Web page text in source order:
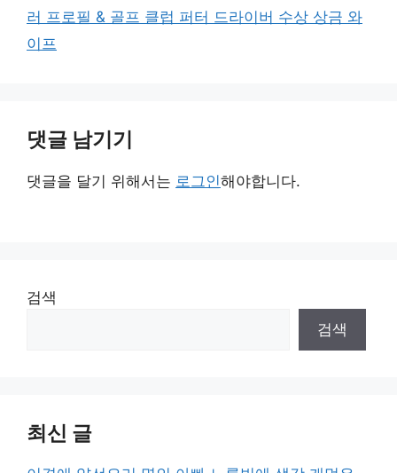
러 프로필 & 골프 클럽 퍼터 드라이버 수상 상금 와
이프
댓글 남기기
댓글을 달기 위해서는 로그인해야합니다.
검색
검색
최신 글